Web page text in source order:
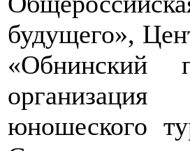
будущего»,
«Обнинский
юношеского